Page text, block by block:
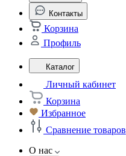
Контакты
Корзина
Профиль
Каталог
Личный кабинет
Корзина
Избранное
Сравнение товаров
О нас